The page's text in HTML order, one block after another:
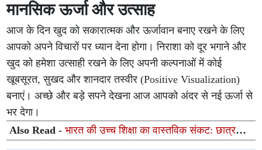
मानसिक ऊर्जा और उत्साह
आज के दिन खुद को सकारात्मक और ऊर्जावान बनाए रखने के लिए
आपको अपने विचारों पर ध्यान देना होगा। निराशा को दूर भगाने और
खुद को हमेशा उत्साही रखने के लिए अपनी कल्पनाओं में कोई
खूबसूरत, सुखद और शानदार तस्वीर (Positive Visualization)
बनाएं। अच्छे और बड़े सपने देखना आज आपको अंदर से नई ऊर्जा से
भर देगा।
Also Read -भारत की उच्च शिक्षा का वास्तविक संकट: छात्र
नामांकित हैं, लेकिन मानसिक रूप से अनुपस्थित